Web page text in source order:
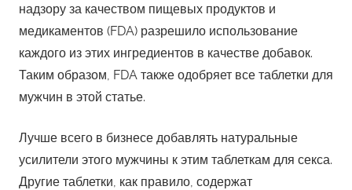
надзору за качеством пищевых продуктов и
медикаментов (FDA) разрешило использование
каждого из этих ингредиентов в качестве добавок.
Таким образом, FDA также одобряет все таблетки для
мужчин в этой статье.
Лучше всего в бизнесе добавлять натуральные
усилители этого мужчины к этим таблеткам для секса.
Другие таблетки, как правило, содержат